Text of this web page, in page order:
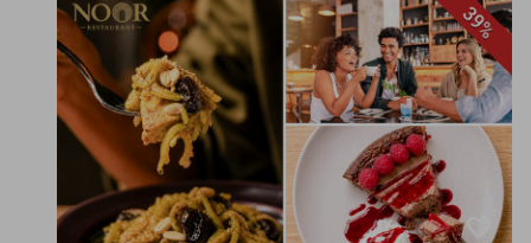
39%
favorite_border